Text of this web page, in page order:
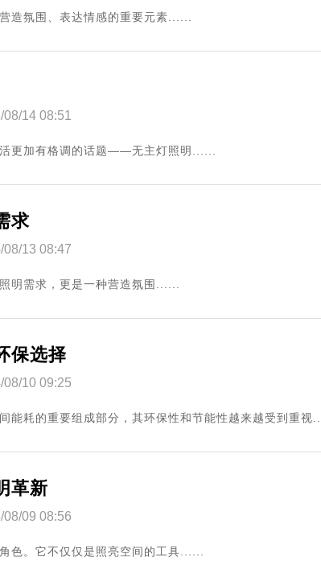
造氛围、表达情感的重要元素......
14 08:51
更加有格调的话题——无主灯照明......
求
08/13 08:47
明需求，更是一种营造氛围......
保选择
08/10 09:25
能耗的重要组成部分，其环保性和节能性越来越受到重视
革新
08/09 08:56
色。它不仅仅是照亮空间的工具......